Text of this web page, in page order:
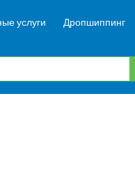
услуги Дропшиппинг